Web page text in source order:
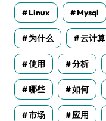
Linux Mysql
为什么 云计算
使用 分析
哪些 如何
市场 应用